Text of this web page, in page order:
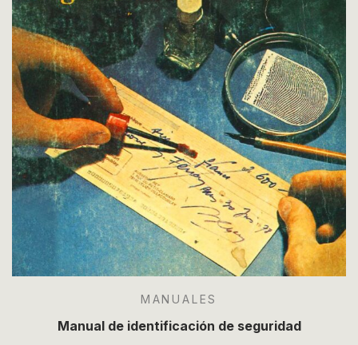
MANUALES
Manual de identificación de seguridad